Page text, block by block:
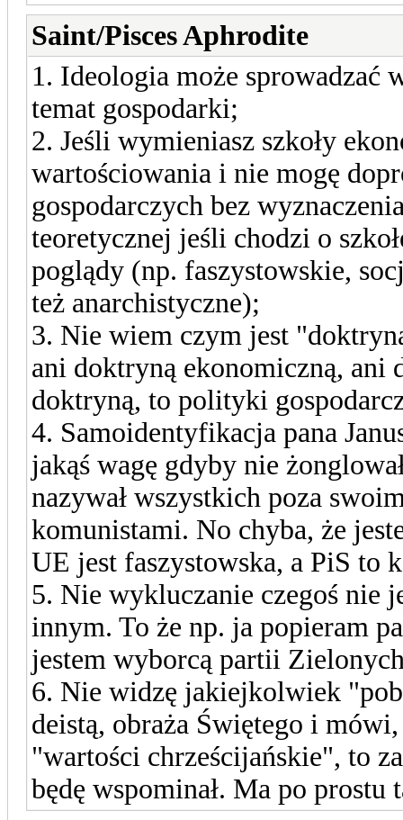
Saint/Pisces Aphrodite
1. Ideologia może sprowadzać
temat gospodarki;
2. Jeśli wymieniasz szkoły
wartościowania i nie mogę
gospodarczych bez
teoretycznej jeśli chodzi o
poglądy (np. faszystowskie,
też anarchistyczne);
3. Nie wiem czym jest
ani doktryną ekonomiczną, ani
doktryną, to polityki
4. Samoidentyfikacja pana
jakąś wagę gdyby nie
nazywał wszystkich poza
komunistami. No chyba, że
UE jest faszystowska, a PiS to
5. Nie wykluczanie czegoś nie
innym. To że np. ja popieram
jestem wyborcą partii
6. Nie widzę jakiejkolwiek
deistą, obraża Świętego i
"wartości chrześcijańskie", to
będę wspominał. Ma po